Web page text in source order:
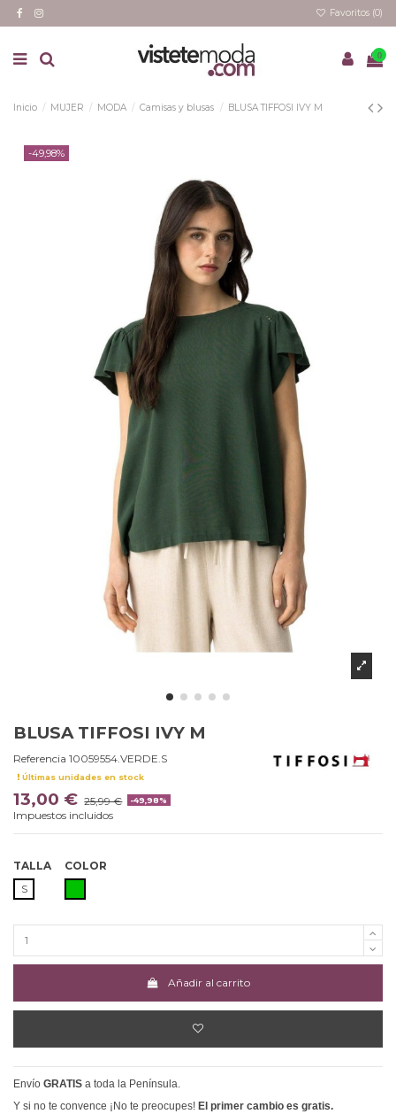
Favoritos (0)
0
Inicio MUJER MODA Camisas y blusas BLUSA TIFFOSI IVY M
-49,98%
BLUSA TIFFOSI IVY M
Referencia 10059554.VERDE.S
Últimas unidades en stock
13,00 € 25,99 € -49,98%
Impuestos incluidos
TALLA
S
COLOR
Añadir al carrito
Envío GRATIS a toda la Península.
Y si no te convence ¡No te preocupes! El primer cambio es gratis.